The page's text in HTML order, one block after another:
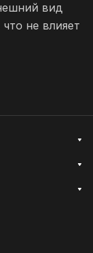
вид
не влияет